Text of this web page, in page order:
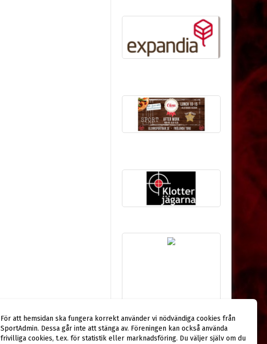
För att hemsidan ska fungera korrekt använder vi nödvändiga cookies från
SportAdmin. Dessa går inte att stänga av. Föreningen kan också använda
frivilliga cookies, t.ex. för statistik eller marknadsföring. Du väljer själv om du